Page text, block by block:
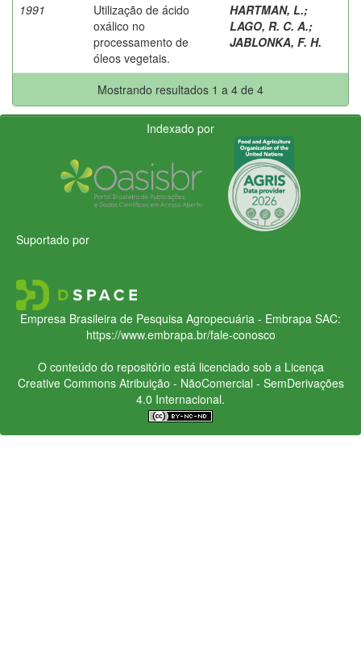
1991
Utilização de ácido
oxálico no
processamento de
óleos vegetais.
HARTMAN, L.;
LAGO, R. C. A.;
JABLONKA, F. H.
Mostrando resultados 1 a 4 de 4
Indexado por
Suportado por
Empresa Brasileira de Pesquisa Agropecuária - Embrapa SAC:
https://www.embrapa.br/fale-conosco
O conteúdo do repositório está licenciado sob a Licença
Creative CommonsAtribuição - NãoComercial - SemDerivações
4.0 Internacional.